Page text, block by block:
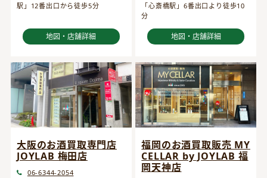
駅」12番出口から徒歩5分
地図・店舗詳細
「心斎橋駅」6番出口より徒歩10
分
地図・店舗詳細
大阪のお酒買取専門店
JOYLAB 梅田店
06-6344-2054
福岡のお酒買取販売 MY
CELLAR by JOYLAB 福
岡天神店